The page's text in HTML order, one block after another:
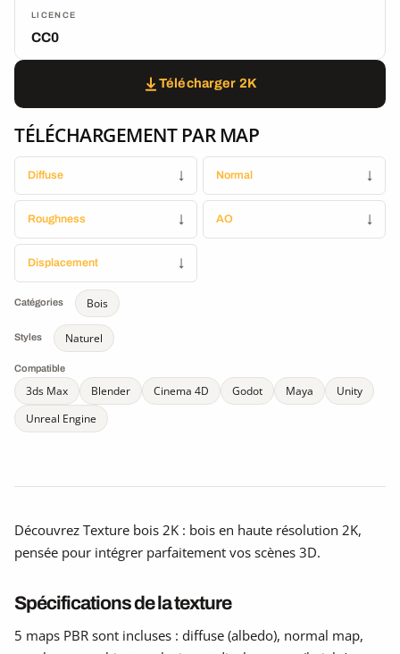
LICENCE
CC0
Télécharger 2K
TÉLÉCHARGEMENT PAR MAP
Diffuse ↓ Normal ↓
Roughness ↓ AO ↓
Displacement ↓
Catégories Bois
Styles Naturel
Compatible
3ds Max Blender Cinema 4D Godot Maya
Unity
Unreal Engine
Découvrez Texture bois 2K : bois en haute résolution 2K,
pensée pour intégrer parfaitement vos scènes 3D.
Spécifications de la texture
5 maps PBR sont incluses : diffuse (albedo), normal map,